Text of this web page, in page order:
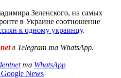
Зеленского, на самых
в Украине соотношение
к одному украинцу.
в Telegram та WhatsApp.
та WhatsApp
News